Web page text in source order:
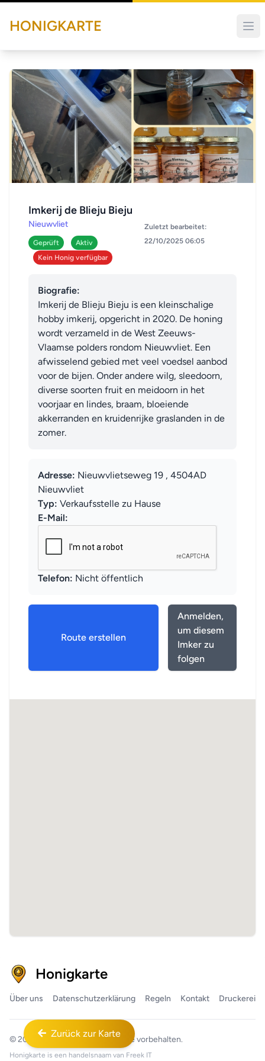
HONIGKARTE
Imkerij de Blieju Bieju
Nieuwvliet
Geprüft
Aktiv
Kein Honig verfügbar
Zuletzt bearbeitet:
22/10/2025 06:05
Biografie:
Imkerij de Blieju Bieju is een kleinschalige
hobby imkerij, opgericht in 2020. De honing
wordt verzameld in de West Zeeuws-
Vlaamse polders rondom Nieuwvliet. Een
afwisselend gebied met veel voedsel aanbod
voor de bijen. Onder andere wilg, sleedoorn,
diverse soorten fruit en meidoorn in het
voorjaar en lindes, braam, bloeiende
akkerranden en kruidenrijke graslanden in de
zomer.
Adresse: Nieuwvlietseweg 19 , 4504AD
Nieuwvliet
Typ: Verkaufsstelle zu Hause
E-Mail:
Telefon: Nicht öffentlich
Route erstellen
Anmelden,
um diesem
Imker zu
folgen
Zurück zur Karte
Honigkarte
Über uns Datenschutzerklärung Regeln Kontakt Druckerei
© 2026 Honigkarte™ Alle Rechte vorbehalten.
Honigkarte is een handelsnaam van Freek IT